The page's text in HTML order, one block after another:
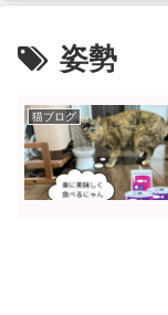
姿勢
猫ブログ